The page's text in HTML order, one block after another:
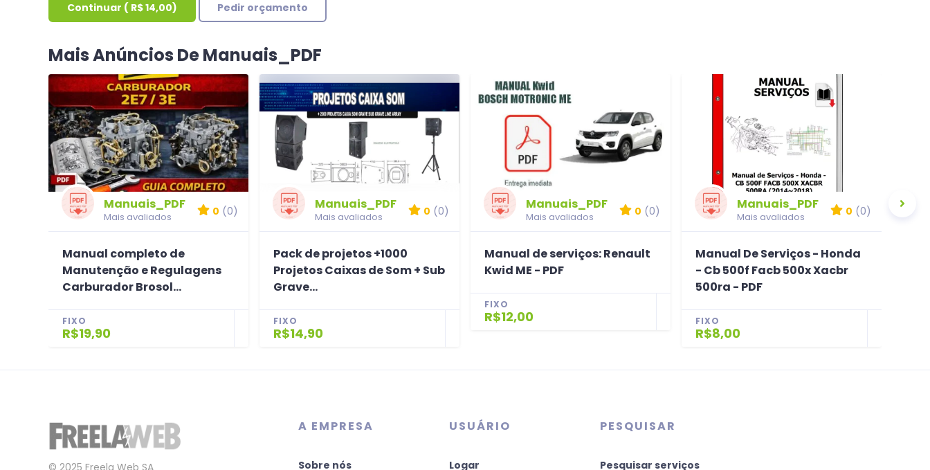
Continuar ( R$ 14,00) Pedir orçamento
Mais Anúncios De Manuais_PDF
Manuais_PDF
Mais avaliados 0 (0)
Manual completo de
Manutenção e Regulagens
Carburador Brosol...
FIXO
R$19,90
Manuais_PDF
Mais avaliados 0 (0)
Pack de projetos +1000
Projetos Caixas de Som + Sub
Grave...
FIXO
R$14,90
Manuais_PDF
Mais avaliados 0 (0)
Manual de serviços: Renault
Kwid ME - PDF
FIXO
R$12,00
Manuais_PDF
Mais avaliados 0 (0)
Manual De Serviços - Honda
- Cb 500f Facb 500x Xacbr
500ra - PDF
FIXO
R$8,00
© 2025 Freela Web SA
A EMPRESA
Sobre nós
USUÁRIO
Logar
PESQUISAR
Pesquisar serviços